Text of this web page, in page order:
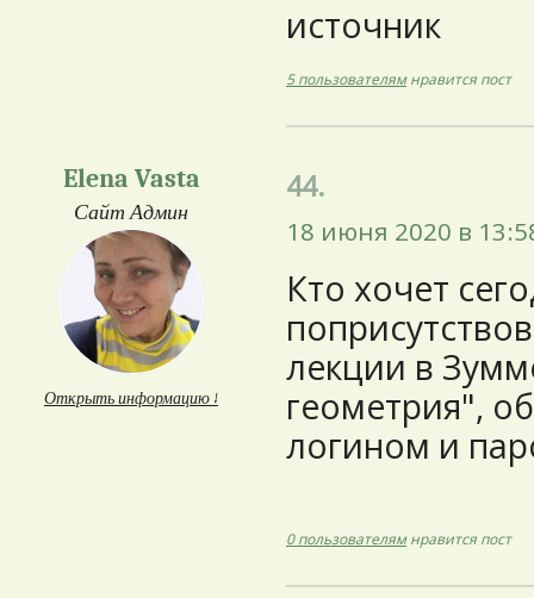
источник
5 пользователямнравится пост
Elena Vasta
Сайт Админ
Открыть информацию ↓
44.
18 июня 2020 в
Кто хочет
лекции в
геометрия",
логином и
0 пользователямнравится пост